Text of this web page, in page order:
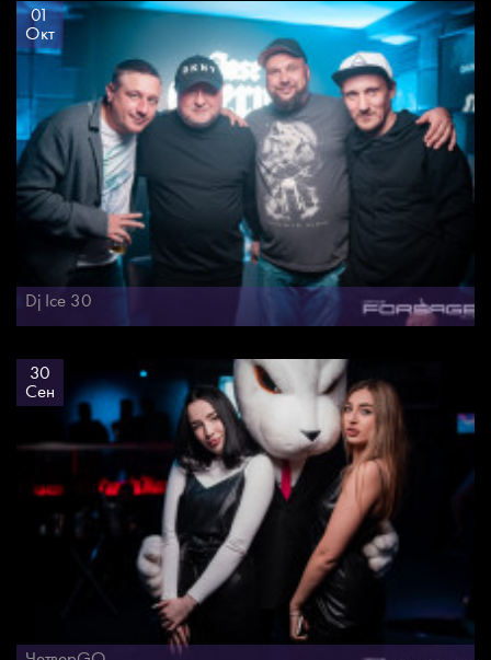
01
Окт
Dj Ice 30
30
Сен